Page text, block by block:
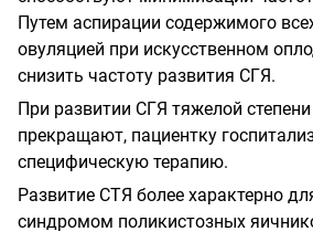
Путем аспирации содержимого
овуляцией при искусственном
снизить частоту развития СГЯ.
При развитии СГЯ тяжелой
прекращают, пациентку
специфическую терапию.
Развитие СТЯ более характерно
синдромом поликистозных